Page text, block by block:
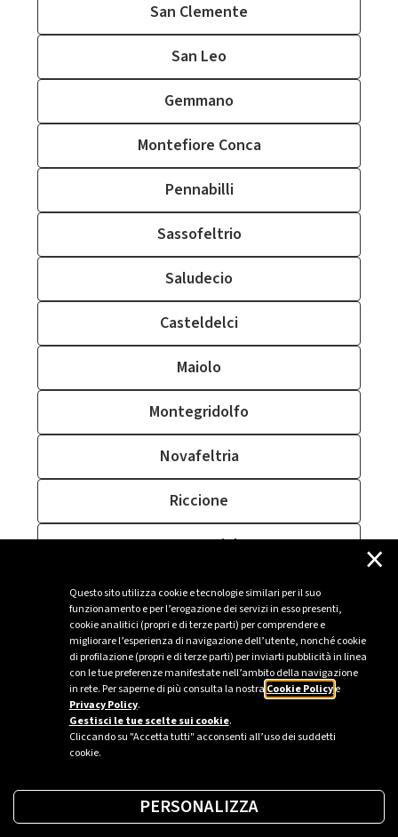
Questo sito utilizza cookie e tecnologie similari per il suo
funzionamento e per l’erogazione dei servizi in esso presenti,
cookie analitici (propri e di terze parti) per comprendere e
migliorare l’esperienza di navigazione dell’utente, nonché cookie
di profilazione (propri e di terze parti) per inviarti pubblicità in linea
con le tue preferenze manifestate nell’ambito della navigazione
in rete. Per saperne di più consulta la nostra Cookie Policye
Privacy Policy.
Gestisci le tue scelte sui cookie.
Cliccando su "Accetta tutti" acconsenti all’uso dei suddetti
cookie.
×
PERSONALIZZA
San Clemente
San Leo
Gemmano
Montefiore Conca
Pennabilli
Sassofeltrio
Saludecio
Casteldelci
Maiolo
Montegridolfo
Novafeltria
Riccione
Montecopiolo
Verucchio
Morciano di Romagna
Sei un’azienda o una PA?
Trova la soluzione più giusta per te.
Richiedi una colonnina